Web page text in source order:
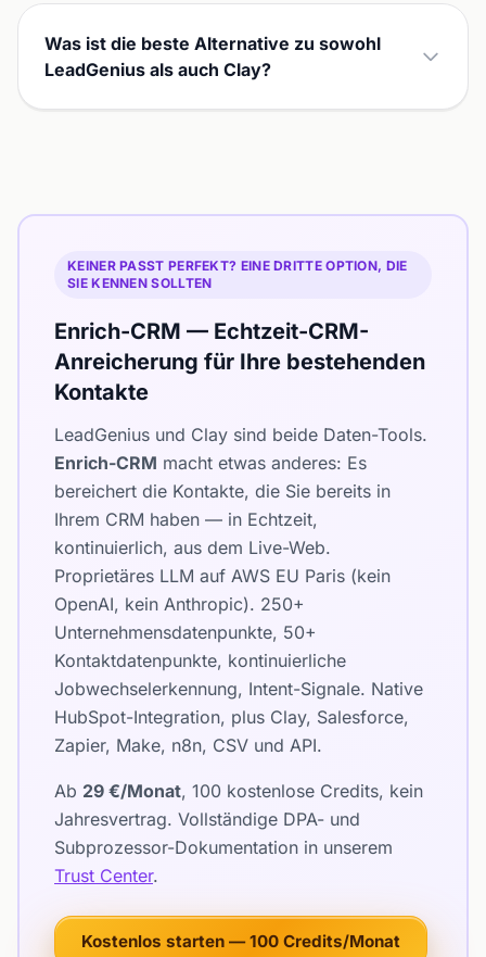
Was ist die beste Alternative zu sowohl
LeadGenius als auch Clay?
KEINER PASST PERFEKT? EINE DRITTE OPTION, DIE
SIE KENNEN SOLLTEN
Enrich-CRM — Echtzeit-CRM-
Anreicherung für Ihre bestehenden
Kontakte
LeadGenius und Clay sind beide Daten-Tools.
Enrich-CRM macht etwas anderes: Es
bereichert die Kontakte, die Sie bereits in
Ihrem CRM haben — in Echtzeit,
kontinuierlich, aus dem Live-Web.
Proprietäres LLM auf AWS EU Paris (kein
OpenAI, kein Anthropic). 250+
Unternehmensdatenpunkte, 50+
Kontaktdatenpunkte, kontinuierliche
Jobwechselerkennung, Intent-Signale. Native
HubSpot-Integration, plus Clay, Salesforce,
Zapier, Make, n8n, CSV und API.
Ab 29 €/Monat, 100 kostenlose Credits, kein
Jahresvertrag. Vollständige DPA- und
Subprozessor-Dokumentation in unserem
Trust Center.
Kostenlos starten — 100 Credits/Monat